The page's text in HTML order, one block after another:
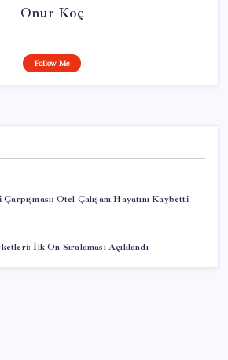
Onur Koç
Follow Me
Otel Çalışanı Hayatını Kaybetti
İlk On Sıralaması Açıklandı